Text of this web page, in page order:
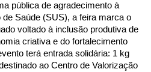
pública de agradecimento à
Saúde (SUS), a feira marca o
voltado à inclusão produtiva de
criativa e do fortalecimento
terá entrada solidária: 1 kg
ao Centro de Valorização